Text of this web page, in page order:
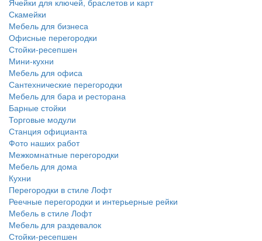
Ячейки для ключей, браслетов и карт
Скамейки
Мебель для бизнеса
Офисные перегородки
Стойки-ресепшен
Мини-кухни
Мебель для офиса
Сантехнические перегородки
Мебель для бара и ресторана
Барные стойки
Торговые модули
Станция официанта
Фото наших работ
Межкомнатные перегородки
Мебель для дома
Кухни
Перегородки в стиле Лофт
Реечные перегородки и интерьерные рейки
Мебель в стиле Лофт
Мебель для раздевалок
Стойки-ресепшен